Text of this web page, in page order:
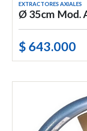
EXTRACTORES AXIALES
Ø 35cm Mod.
$ 643.000